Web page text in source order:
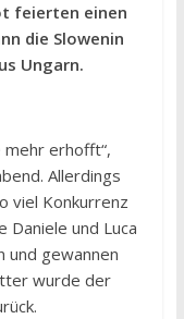
feierten einen
die Slowenin
Ungarn.
mehr erhofft“,
Allerdings
viel Konkurrenz
Daniele und Luca
und gewannen
wurde der